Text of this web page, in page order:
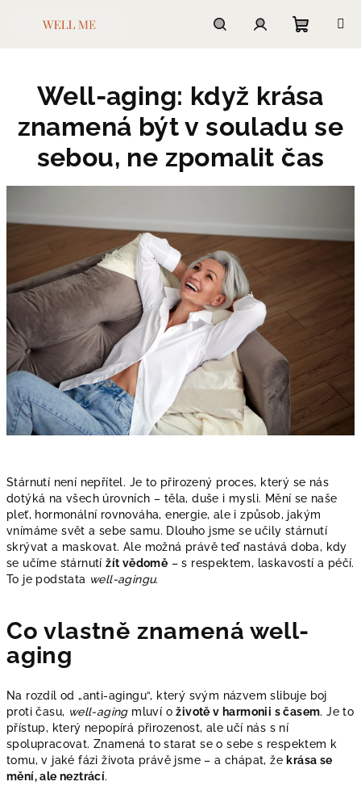
košík
Well-aging: když krása
znamená být v souladu se
sebou, ne zpomalit čas
Stárnutí není nepřítel. Je to přirozený proces, který se nás
dotýká na všech úrovních – těla, duše i mysli. Mění se naše
pleť, hormonální rovnováha, energie, ale i způsob, jakým
vnímáme svět a sebe samu. Dlouho jsme se učily stárnutí
skrývat a maskovat. Ale možná právě teď nastává doba, kdy
se učíme stárnutížít vědomě – s respektem, laskavostí a péčí.
To je podstata well-agingu.
Co vlastně znamená well-
aging
Na rozdíl od „anti-agingu“, který svým názvem slibuje boj
proti času, well-agingmluví oživotě v harmonii s časem. Je to
přístup, který nepopírá přirozenost, ale učí nás s ní
spolupracovat. Znamená to starat se o sebe s respektem k
tomu, v jaké fázi života právě jsme – a chápat, žekrása se
mění, ale neztrácí.